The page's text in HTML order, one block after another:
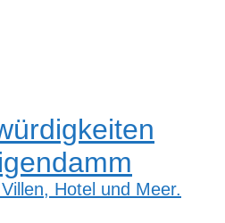
Hotel und Meer.